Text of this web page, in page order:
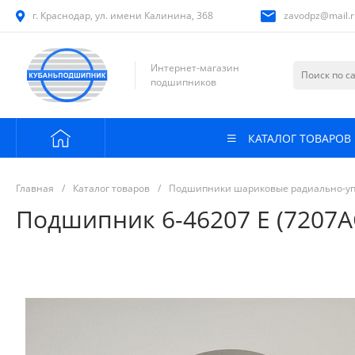
г. Краснодар, ул. имени Калинина, 368
Интернет-магазин
подшипников
КАТАЛОГ ТОВАРОВ
Главная / Каталог товаров / Подшипники шариковые радиально-
Подшипник 6-46207 Е